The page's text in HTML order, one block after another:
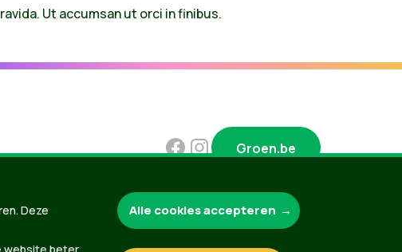
Ut accumsan ut orci in finibus.
Groen.be
ContactPrivacybeleid
Deze
Alle cookies accepteren